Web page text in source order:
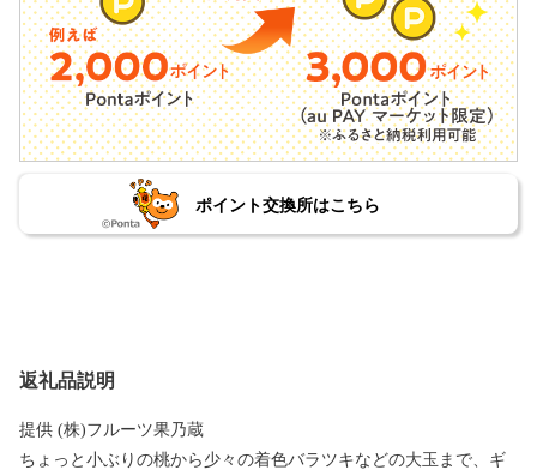
ポイント交換所はこちら
返礼品説明
提供 (株)フルーツ果乃蔵
ちょっと小ぶりの桃から少々の着色バラツキなどの大玉まで、ギ